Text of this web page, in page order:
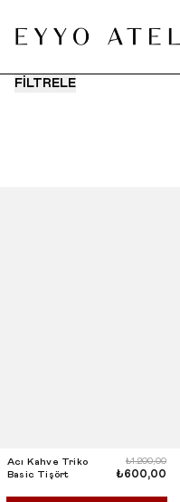
Acı Kahve Triko
Basic Tişört
₺1.200,00
₺600,00
FİLTRELE